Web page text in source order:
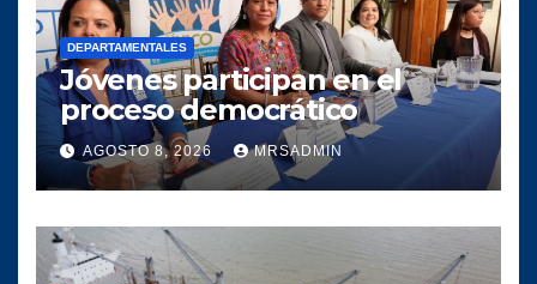
DEPARTAMENTALES
Jóvenes participan en el
proceso democrático
AGOSTO 8, 2026 MRSADMIN